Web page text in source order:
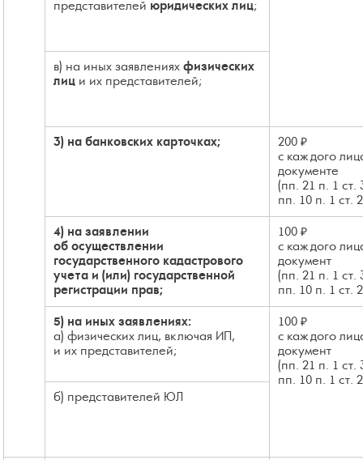
представителей юридических лиц;
в) на иных заявлениях физических
лиц и их представителей;
3) на банковских карточках;
200 ₽
с каждого
документе
(пп. 21 п. 1 ст.
пп. 10 п. 1 ст.
4) на заявлении
об осуществлении
государственного кадастрового
учета и (или) государственной
регистрации прав;
100 ₽
с каждого
документ
(пп. 21 п. 1 ст.
пп. 10 п. 1 ст.
5) на иных заявлениях:
а) физических лиц, включая ИП,
и их представителей;
100 ₽
с каждого
документ
(пп. 21 п. 1 ст.
пп. 10 п. 1 ст.
б) представителей ЮЛ